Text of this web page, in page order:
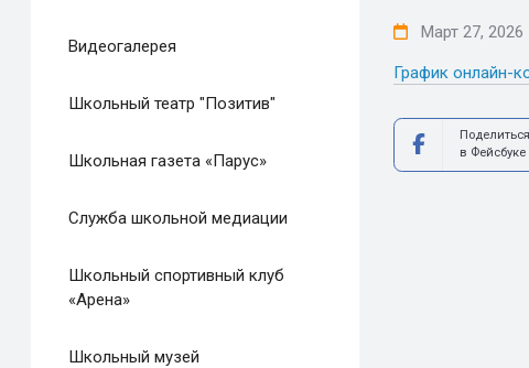
Видеогалерея
Школьный театр "Позитив"
Школьная газета «Парус»
Служба школьной медиации
Школьный спортивный клуб
«Арена»
Школьный музей
Март 27, 2026
График онлайн-
Поделиться
в Фейсбуке